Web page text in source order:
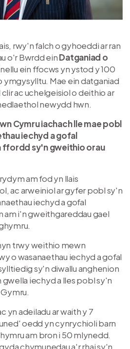
rwy'n falch o gyhoeddi ar ran
o'r Bwrdd einDatganiad o
ein ffocws yn ystod y 100
Mae ein datganiad
ac uchelgeisiol o deithio ar
newydd hwn.
Cymru iachach lle mae pobl
iechyd a gofal
ffordd sy'n gweithio orau
am fod yn llais
ac arweiniol ar gyfer pobl sy'n
iechyd a gofal
i'n gweithgareddau gael
trwy weithio mewn
o wasanaethau iechyd a gofal
sy'n diwallu anghenion
iechyd a lles pobl sy'n
yn adeiladu ar waith y 7
oedd yn cynrychioli barn
am bron i 50 mlynedd.
chymunedau a'r rhai sy'n